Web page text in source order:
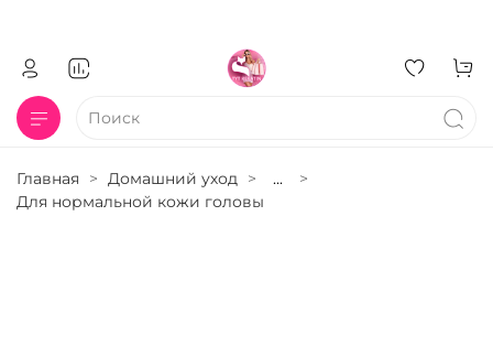
Главная Домашний уход
...
Для нормальной кожи головы